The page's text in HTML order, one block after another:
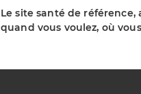
Le site santé de référence,
quand vous voulez, où